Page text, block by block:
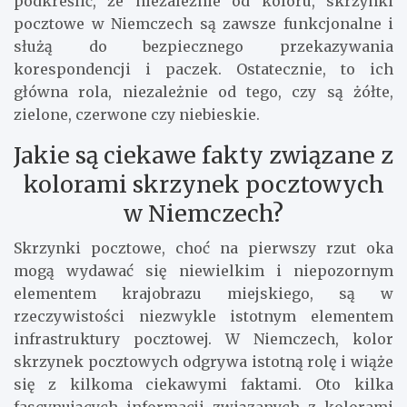
pocztowe w Niemczech są zawsze funkcjonalne i
służą do bezpiecznego przekazywania
korespondencji i paczek. Ostatecznie, to ich
główna rola, niezależnie od tego, czy są żółte,
zielone, czerwone czy niebieskie.
Jakie są ciekawe fakty związane z
kolorami skrzynek pocztowych
w Niemczech?
Skrzynki pocztowe, choć na pierwszy rzut oka
mogą wydawać się niewielkim i niepozornym
elementem krajobrazu miejskiego, są w
rzeczywistości niezwykle istotnym elementem
infrastruktury pocztowej. W Niemczech, kolor
skrzynek pocztowych odgrywa istotną rolę i wiąże
się z kilkoma ciekawymi faktami. Oto kilka